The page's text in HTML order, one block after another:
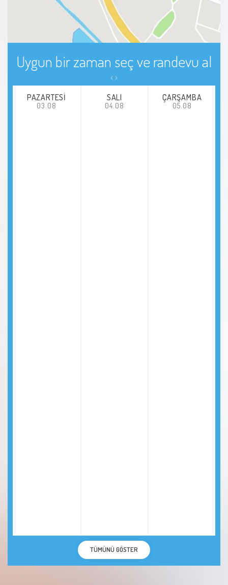
Yaygın Gelişimsel Bozukluklar
Zihin Engeli
Uygun bir zaman seç ve randevu al
PAZARTESI
03.08
SALI
04.08
ÇARŞAMBA
05.08
TÜMÜNÜ GÖSTER